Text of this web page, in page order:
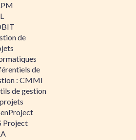
de
de
: CMMI
de gestion
Project